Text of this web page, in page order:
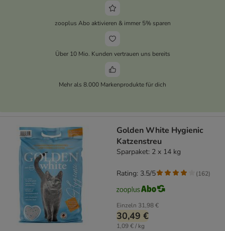
zooplus Abo aktivieren & immer 5% sparen
Über 10 Mio. Kunden vertrauen uns bereits
Mehr als 8.000 Markenprodukte für dich
Golden White Hygienic
Katzenstreu
Sparpaket: 2 x 14 kg
Einzeln 31,98 €
30,49 €
1,09 € / kg
Rating: 3.5/5 (162)